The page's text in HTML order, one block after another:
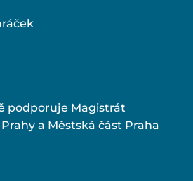
podporuje Magistrát
a Městská část Praha